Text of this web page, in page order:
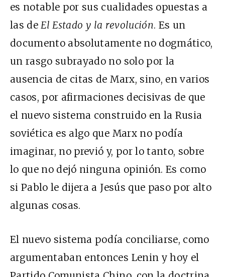
es notable por sus cualidades opuestas a
las de El Estado y la revolución. Es un
documento absolutamente no dogmático,
un rasgo subrayado no solo por la
ausencia de citas de Marx, sino, en varios
casos, por afirmaciones decisivas de que
el nuevo sistema construido en la Rusia
soviética es algo que Marx no podía
imaginar, no previó y, por lo tanto, sobre
lo que no dejó ninguna opinión. Es como
si Pablo le dijera a Jesús que paso por alto
algunas cosas.
El nuevo sistema podía conciliarse, como
argumentaban entonces Lenin y hoy el